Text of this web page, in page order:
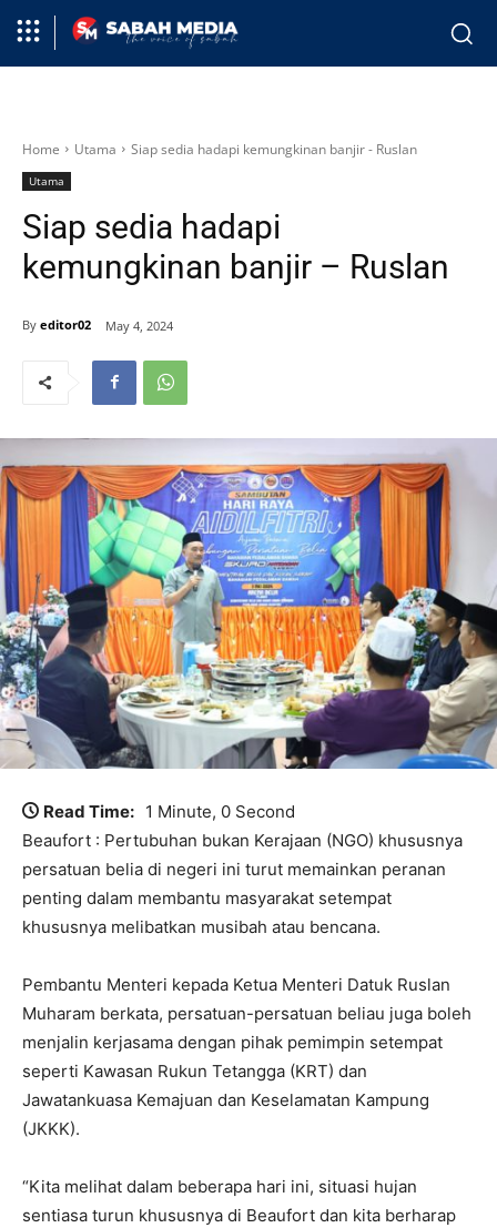
Home Utama Siap sedia hadapi kemungkinan banjir - Ruslan
Utama
Siap sedia hadapi
kemungkinan banjir – Ruslan
By editor02 May 4, 2024
Read Time: 1 Minute, 0 Second
Beaufort : Pertubuhan bukan Kerajaan (NGO) khususnya
persatuan belia di negeri ini turut memainkan peranan
penting dalam membantu masyarakat setempat
khususnya melibatkan musibah atau bencana.
Pembantu Menteri kepada Ketua Menteri Datuk Ruslan
Muharam berkata, persatuan-persatuan beliau juga boleh
menjalin kerjasama dengan pihak pemimpin setempat
seperti Kawasan Rukun Tetangga (KRT) dan
Jawatankuasa Kemajuan dan Keselamatan Kampung
(JKKK).
“Kita melihat dalam beberapa hari ini, situasi hujan
sentiasa turun khususnya di Beaufort dan kita berharap